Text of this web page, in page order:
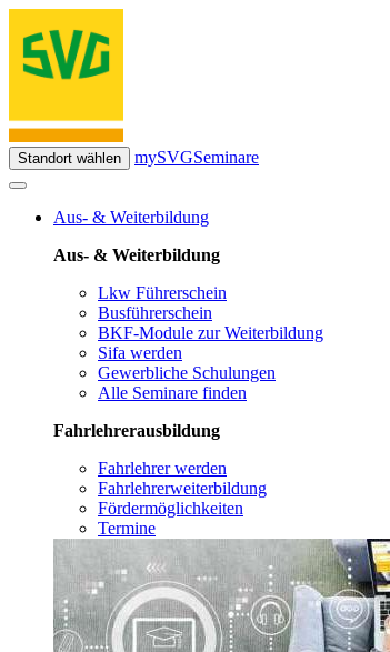
Standort wählen mySVGSeminare
Aus- & Weiterbildung
Aus- & Weiterbildung
Lkw Führerschein
Busführerschein
BKF-Module zur Weiterbildung
Sifa werden
Gewerbliche Schulungen
Alle Seminare finden
Fahrlehrerausbildung
Fahrlehrer werden
Fahrlehrerweiterbildung
Fördermöglichkeiten
Termine